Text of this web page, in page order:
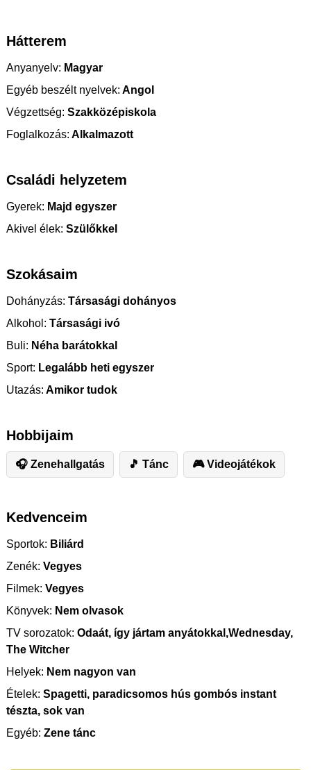
Hátterem
Anyanyelv: Magyar
Egyéb beszélt nyelvek: Angol
Végzettség: Szakközépiskola
Foglalkozás: Alkalmazott
Családi helyzetem
Gyerek: Majd egyszer
Akivel élek: Szülőkkel
Szokásaim
Dohányzás: Társasági dohányos
Alkohol: Társasági ivó
Buli: Néha barátokkal
Sport: Legalább heti egyszer
Utazás: Amikor tudok
Hobbijaim
🎧 Zenehallgatás 🎵 Tánc 🎮 Videojátékok
Kedvenceim
Sportok: Biliárd
Zenék: Vegyes
Filmek: Vegyes
Könyvek: Nem olvasok
TV sorozatok: Odaát, így jártam anyátokkal,Wednesday,
The Witcher
Helyek: Nem nagyon van
Ételek: Spagetti, paradicsomos hús gombós instant
tészta, sok van
Egyéb: Zene tánc